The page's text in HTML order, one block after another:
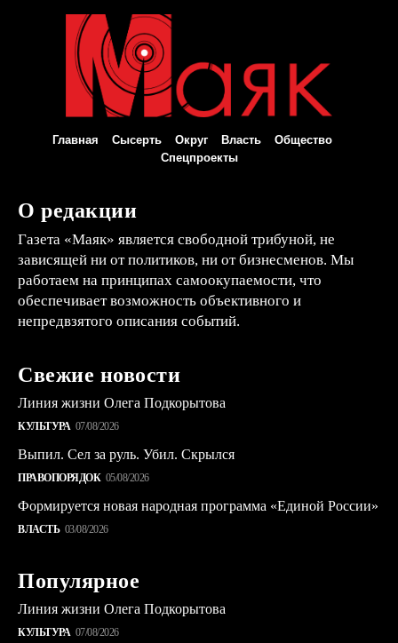
Главная Сысерть Округ Власть
Общество
Спецпроекты
О редакции
Газета «Маяк» является свободной трибуной, не
зависящей ни от политиков, ни от бизнесменов. Мы
работаем на принципах самоокупаемости, что
обеспечивает возможность объективного и
непредвзятого описания событий.
Свежие новости
Линия жизни Олега Подкорытова
КУЛЬТУРА 07/08/2026
Выпил. Сел за руль. Убил. Скрылся
ПРАВОПОРЯДОК 05/08/2026
Формируется новая народная программа «Единой России»
ВЛАСТЬ 03/08/2026
Популярное
Линия жизни Олега Подкорытова
КУЛЬТУРА 07/08/2026